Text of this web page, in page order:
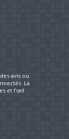
avis ou
La
et l’œil